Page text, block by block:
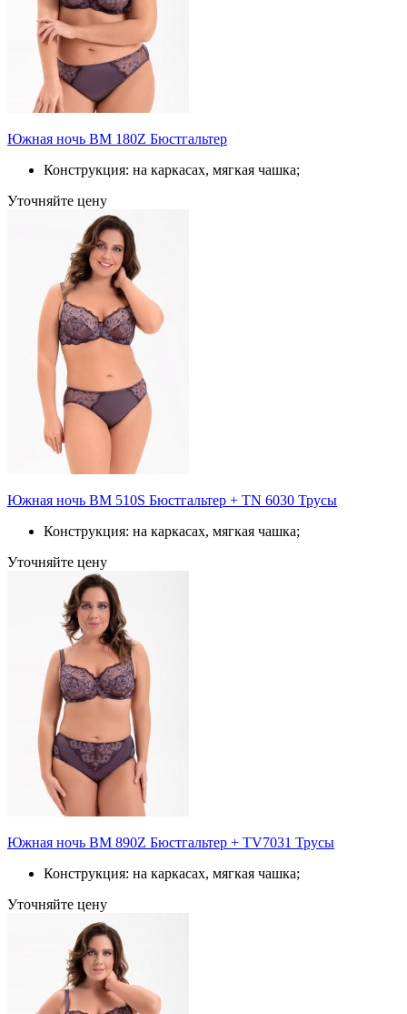
Южная ночь BM 180Z Бюстгальтер
Конструкция: на каркасах, мягкая чашка;
Уточняйте цену
Южная ночь BM 510S Бюстгальтер + TN 6030 Трусы
Конструкция: на каркасах, мягкая чашка;
Уточняйте цену
Южная ночь BM 890Z Бюстгальтер + TV7031 Трусы
Конструкция: на каркасах, мягкая чашка;
Уточняйте цену